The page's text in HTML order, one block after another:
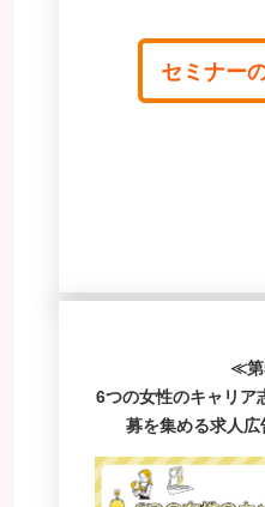
セミナー
≪
6つの女性のキャリア
募を集める求人